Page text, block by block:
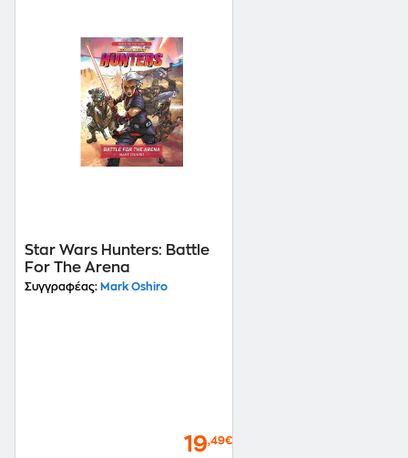
Star Wars Hunters: Battle
For The Arena
Συγγραφέας: Mark Oshiro
19,49€